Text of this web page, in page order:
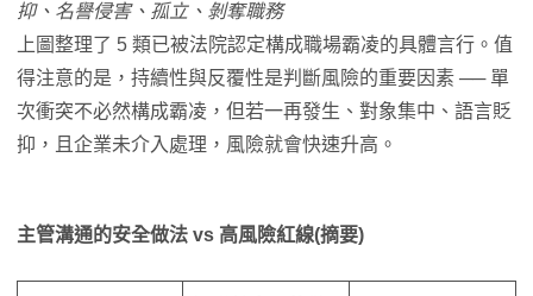
抑、名譽侵害、孤立、剝奪職務
上圖整理了 5 類已被法院認定構成職場霸凌的具體言行。值
得注意的是，持續性與反覆性是判斷風險的重要因素 ── 單
次衝突不必然構成霸凌，但若一再發生、對象集中、語言貶
抑，且企業未介入處理，風險就會快速升高。
主管溝通的安全做法 vs 高風險紅線(摘要)